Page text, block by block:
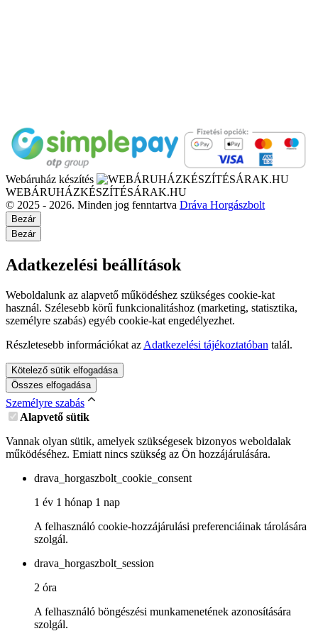
Webáruház készítés
WEBÁRUHÁZKÉSZÍTÉSÁRAK.HU
© 2025 - 2026. Minden jog fenntartva Dráva Horgászbolt
Bezár
Bezár
Adatkezelési beállítások
Weboldalunk az alapvető működéshez szükséges cookie-kat
használ. Szélesebb körű funkcionalitáshoz (marketing, statisztika,
személyre szabás) egyéb cookie-kat engedélyezhet.
Részletesebb információkat az Adatkezelési tájékoztatóban talál.
Kötelező sütik elfogadása
Összes elfogadása
Személyre szabás
Alapvető sütik
Vannak olyan sütik, amelyek szükségesek bizonyos weboldalak
működéséhez. Emiatt nincs szükség az Ön hozzájárulására.
drava_horgaszbolt_cookie_consent
1 év 1 hónap 1 nap
A felhasználó cookie-hozzájárulási preferenciáinak tárolására
szolgál.
drava_horgaszbolt_session
2 óra
A felhasználó böngészési munkamenetének azonosítására
szolgál.